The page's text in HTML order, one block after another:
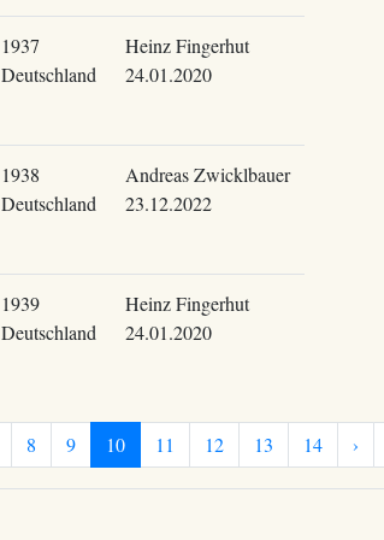
1937
Deutschland
Heinz Fingerhut
24.01.2020
1938
Deutschland
Andreas Zwicklbauer
23.12.2022
1939
Deutschland
Heinz Fingerhut
24.01.2020
8 9 10 11 12 13 14 ›